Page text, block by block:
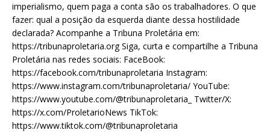
imperialismo, quem paga a conta são os trabalhadores. O que
fazer: qual a posição da esquerda diante dessa hostilidade
declarada? Acompanhe a Tribuna Proletária em:
https://tribunaproletaria.org Siga, curta e compartilhe a Tribuna
Proletária nas redes sociais: FaceBook:
https://facebook.com/tribunaproletaria Instagram:
https://www.instagram.com/tribunaproletaria/ YouTube:
https://www.youtube.com/@tribunaproletaria_ Twitter/X:
https://x.com/ProletarioNews TikTok:
https://www.tiktok.com/@tribunaproletaria